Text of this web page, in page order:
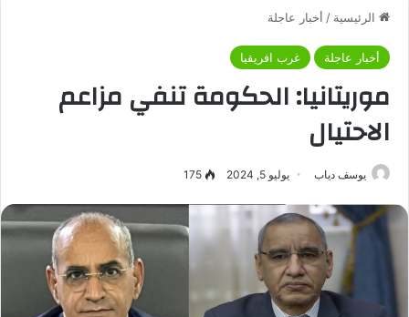
الرئيسية / أخبار عاجلة
أخبار عاجلة غرب افريقيا
موريتانيا: الحكومة تنفي مزاعم
الاحتيال
يوسف دياب يوليو 5, 2024 175